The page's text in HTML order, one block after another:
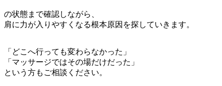
の状態まで確認しながら、
肩に力が入りやすくなる根本原因を探していきます。
「どこへ行っても変わらなかった」
「マッサージではその場だけだった」
という方もご相談ください。